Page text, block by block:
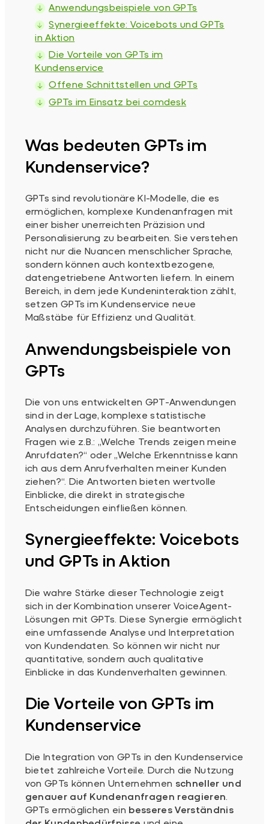
Anwendungsbeispiele von GPTs
Synergieeffekte: Voicebots und GPTs
in Aktion
Die Vorteile von GPTs im
Kundenservice
Offene Schnittstellen und GPTs
GPTs im Einsatz bei comdesk
Was bedeuten GPTs im
Kundenservice?
GPTs sind revolutionäre KI-Modelle, die es
ermöglichen, komplexe Kundenanfragen mit
einer bisher unerreichten Präzision und
Personalisierung zu bearbeiten. Sie verstehen
nicht nur die Nuancen menschlicher Sprache,
sondern können auch kontextbezogene,
datengetriebene Antworten liefern. In einem
Bereich, in dem jede Kundeninteraktion zählt,
setzen GPTs im Kundenservice neue
Maßstäbe für Effizienz und Qualität.
Anwendungsbeispiele von
GPTs
Die von uns entwickelten GPT-Anwendungen
sind in der Lage, komplexe statistische
Analysen durchzuführen. Sie beantworten
Fragen wie z.B.: „Welche Trends zeigen meine
Anrufdaten?“ oder „Welche Erkenntnisse kann
ich aus dem Anrufverhalten meiner Kunden
ziehen?“. Die Antworten bieten wertvolle
Einblicke, die direkt in strategische
Entscheidungen einfließen können.
Synergieeffekte: Voicebots
und GPTs in Aktion
Die wahre Stärke dieser Technologie zeigt
sich in der Kombination unserer VoiceAgent-
Lösungen mit GPTs. Diese Synergie ermöglicht
eine umfassende Analyse und Interpretation
von Kundendaten. So können wir nicht nur
quantitative, sondern auch qualitative
Einblicke in das Kundenverhalten gewinnen.
Die Vorteile von GPTs im
Kundenservice
Die Integration von GPTs in den Kundenservice
bietet zahlreiche Vorteile. Durch die Nutzung
von GPTs können Unternehmen schneller und
genauer auf Kundenanfragen reagieren
GPTs ermöglichen ein besseres Verständnis